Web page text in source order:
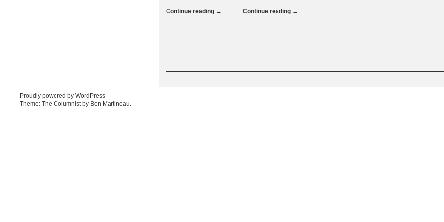
Continue reading → Continue reading →
Proudly powered by WordPress
Theme: The Columnist by Ben Martineau.